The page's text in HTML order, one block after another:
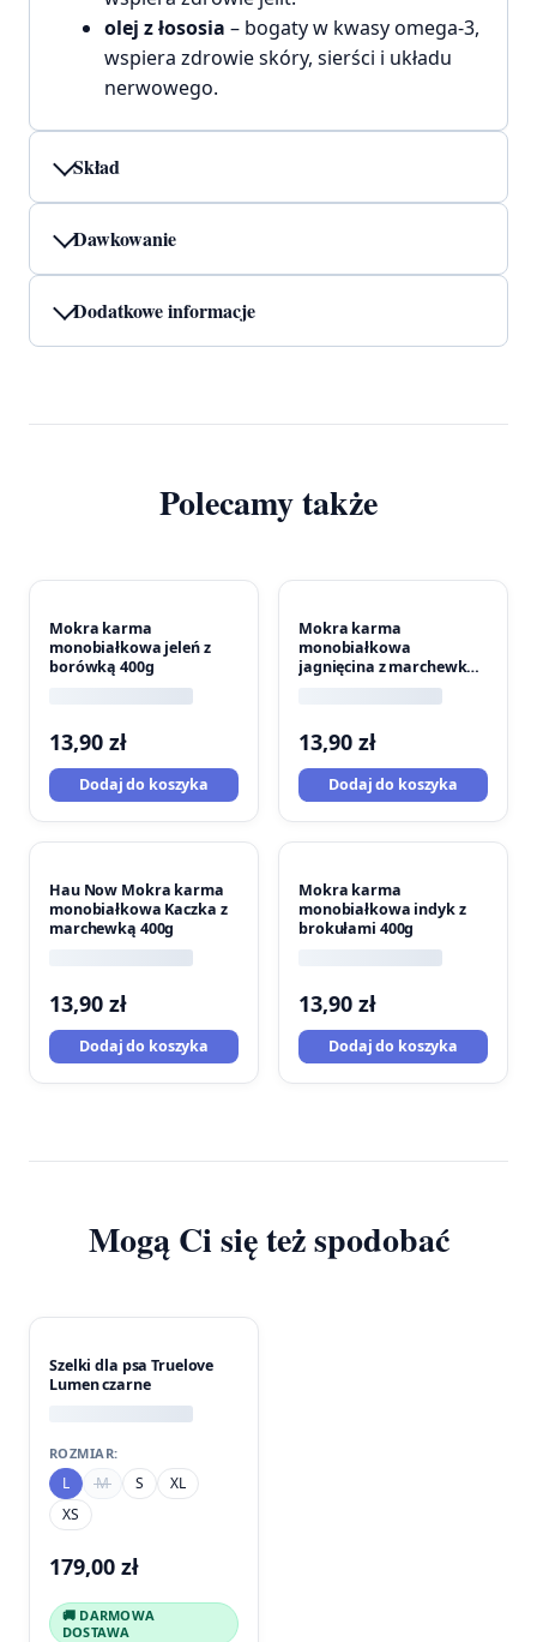
olej z łososia – bogaty w kwasy omega-3,
wspiera zdrowie skóry, sierści i układu
nerwowego.
Skład
Dawkowanie
Dodatkowe informacje
Polecamy także
Mokra karma
monobiałkowa jeleń z
borówką 400g
13,90 zł
Dodaj do koszyka
Mokra karma
monobiałkowa
jagnięcina z marchewką
13,90 zł
Dodaj do koszyka
Hau Now Mokra karma
monobiałkowa Kaczka z
marchewką 400g
13,90 zł
Dodaj do koszyka
Mokra karma
monobiałkowa indyk z
brokułami 400g
13,90 zł
Dodaj do koszyka
Mogą Ci się też spodobać
Szelki dla psa Truelove
Lumen czarne
ROZMIAR:
L M S
XL
XS
179,00 zł
🚚 DARMOWA
DOSTAWA